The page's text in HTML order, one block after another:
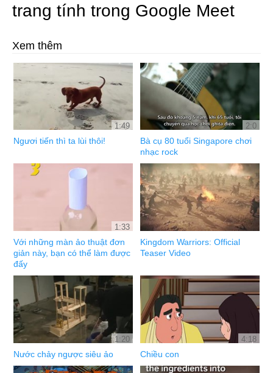
trang tính trong Google Meet
Xem thêm
1:49
Ngươi tiến thì ta lùi thôi!
2:0
Bà cụ 80 tuổi Singapore chơi
nhạc rock
1:33
Với những màn ảo thuật đơn
giản này, bạn có thể làm được
đấy
Kingdom Warriors: Official
Teaser Video
1:20
Nước chảy ngược siêu ảo
4:18
Chiều con